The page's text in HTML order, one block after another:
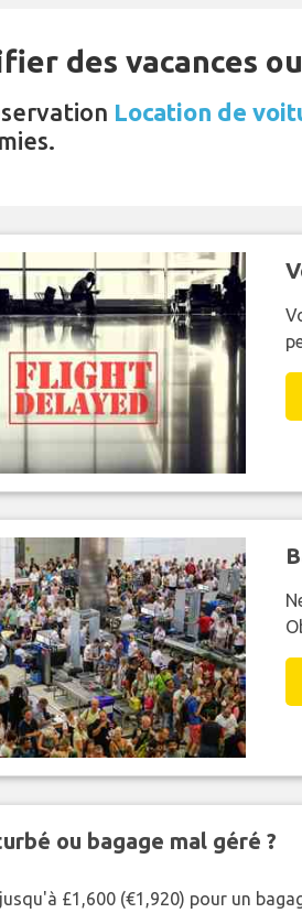
des vacances
Location de
ou bagage mal géré ?
£1,600 (€1,920) pour un